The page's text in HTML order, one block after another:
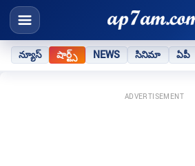
న్యూస్ షార్ట్స్ NEWS సినిమా ఏపీ
ADVERTISEMENT